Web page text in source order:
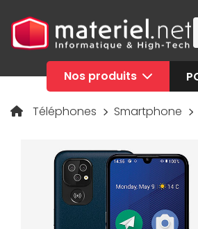
Nos produits
Téléphones Smartphone